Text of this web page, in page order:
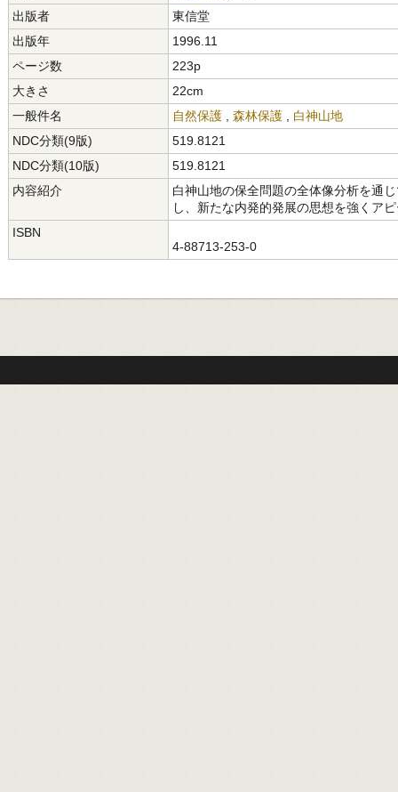
出版者
東信堂
出版年
1996.11
ページ数
223p
大きさ
22cm
一般件名
自然保護 森林保護
白神山地
NDC分類(9版)
519.8121
NDC分類(10版)
519.8121
内容紹介
白神山地の保全問題の全体像分析を通
し、新たな内発的発展の思想を強くア
ISBN
4-88713-253-0